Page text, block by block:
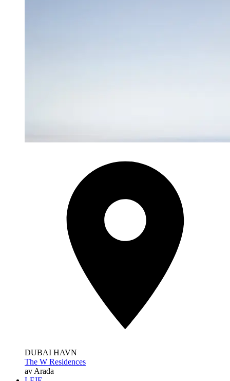
DUBAI HAVN
The W Residences
av Arada